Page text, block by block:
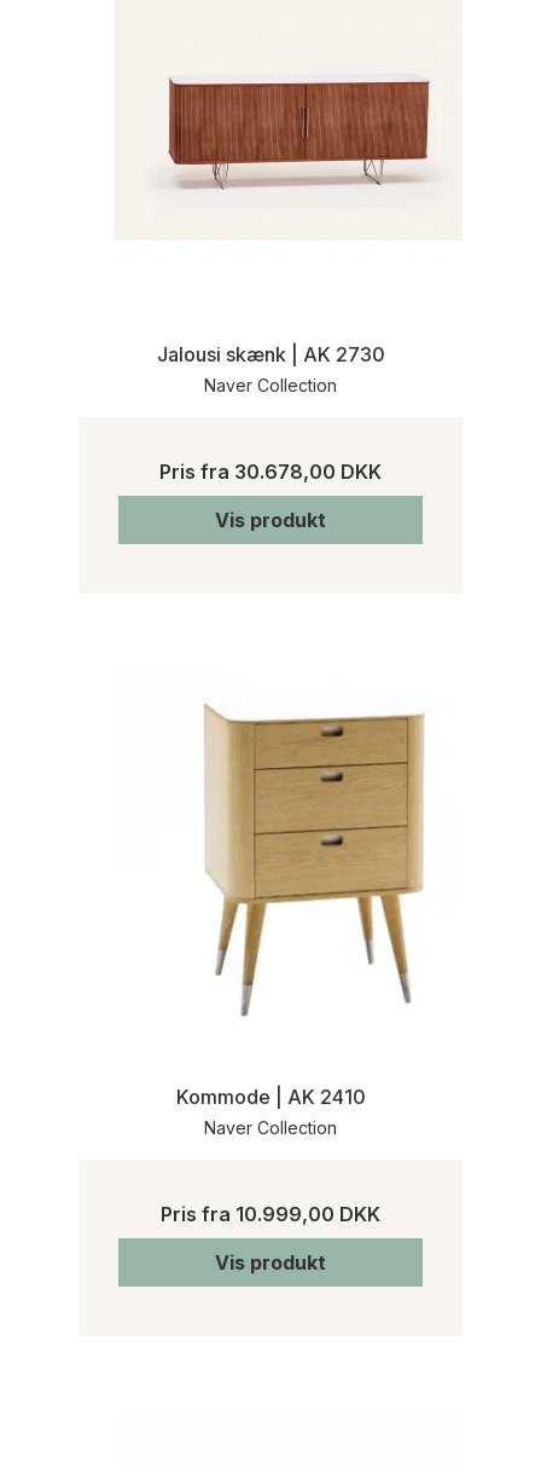
Jalousi skænk | AK 2730
Naver Collection
Pris fra 30.678,00 DKK
Vis produkt
Kommode | AK 2410
Naver Collection
Pris fra 10.999,00 DKK
Vis produkt